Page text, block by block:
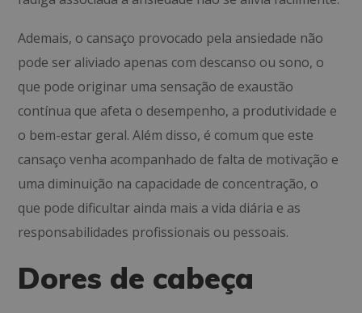
Ademais, o cansaço provocado pela ansiedade não
pode ser aliviado apenas com descanso ou sono, o
que pode originar uma sensação de exaustão
contínua que afeta o desempenho, a produtividade e
o bem-estar geral. Além disso, é comum que este
cansaço venha acompanhado de falta de motivação e
uma diminuição na capacidade de concentração, o
que pode dificultar ainda mais a vida diária e as
responsabilidades profissionais ou pessoais.
Dores de cabeça